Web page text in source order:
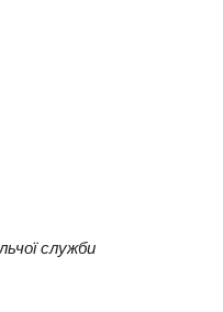
служби